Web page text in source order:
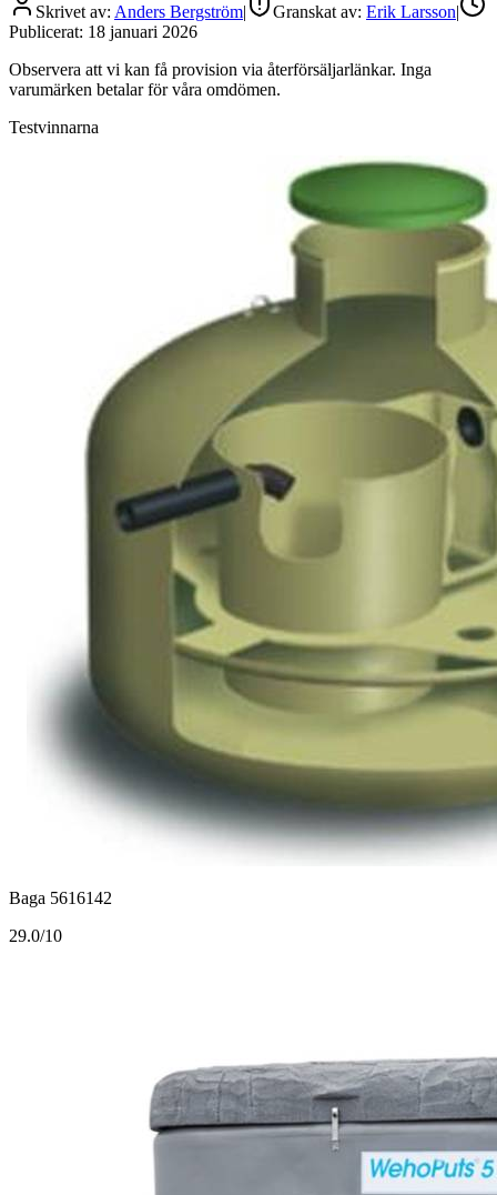
Skrivet av: Anders Bergström| Granskat av: Erik Larsson|
Publicerat: 18 januari 2026
Observera att vi kan få provision via återförsäljarlänkar. Inga
varumärken betalar för våra omdömen.
Testvinnarna
Baga 5616142
29.0/10